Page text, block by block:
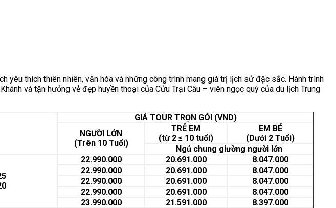
yêu thích thiên nhiên, văn hóa và những công trình mang giá trị lịch sử đặc sắc. Hành trình
và tận hưởng vẻ đẹp huyền thoại của Cửu Trại Câu – viên ngọc quý của du lịch Trung
GIÁ TOUR TRỌN GÓI (VND)
NGƯỜI LỚN
(Trên 10 Tuổi)
TRẺ EM
(từ 2 ≤ 10 tuổi)
EM BÉ
(Dưới 2 Tuổi)
Ngủ chung giường người lớn
22.990.000 20.691.000
8.047.000
22.990.000 20.691.000
8.047.000
22.990.000 20.691.000
8.047.000
22.990.000 20.691.000
8.047.000
23.990.000 21.591.000 8.397.000